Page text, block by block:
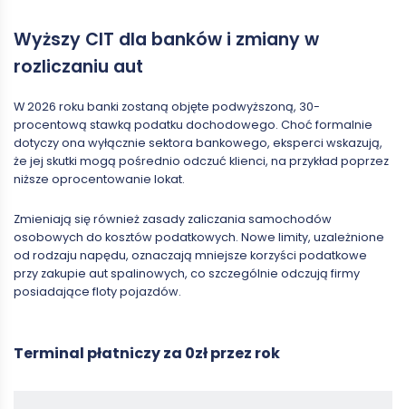
Wyższy CIT dla banków i zmiany w
rozliczaniu aut
W 2026 roku banki zostaną objęte podwyższoną, 30-
procentową stawką podatku dochodowego. Choć formalnie
dotyczy ona wyłącznie sektora bankowego, eksperci wskazują,
że jej skutki mogą pośrednio odczuć klienci, na przykład poprzez
niższe oprocentowanie lokat.
Zmieniają się również zasady zaliczania samochodów
osobowych do kosztów podatkowych. Nowe limity, uzależnione
od rodzaju napędu, oznaczają mniejsze korzyści podatkowe
przy zakupie aut spalinowych, co szczególnie odczują firmy
posiadające floty pojazdów.
Terminal płatniczy za 0zł przez rok